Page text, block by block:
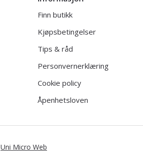
Finn butikk
Kjøpsbetingelser
Tips & råd
Personvernerklæring
Cookie policy
Åpenhetsloven
Uni Micro Web